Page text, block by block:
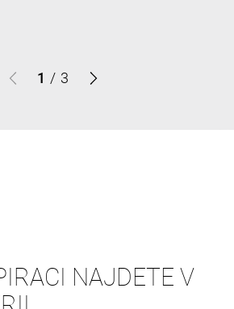
1 / 3
NAJDETE V